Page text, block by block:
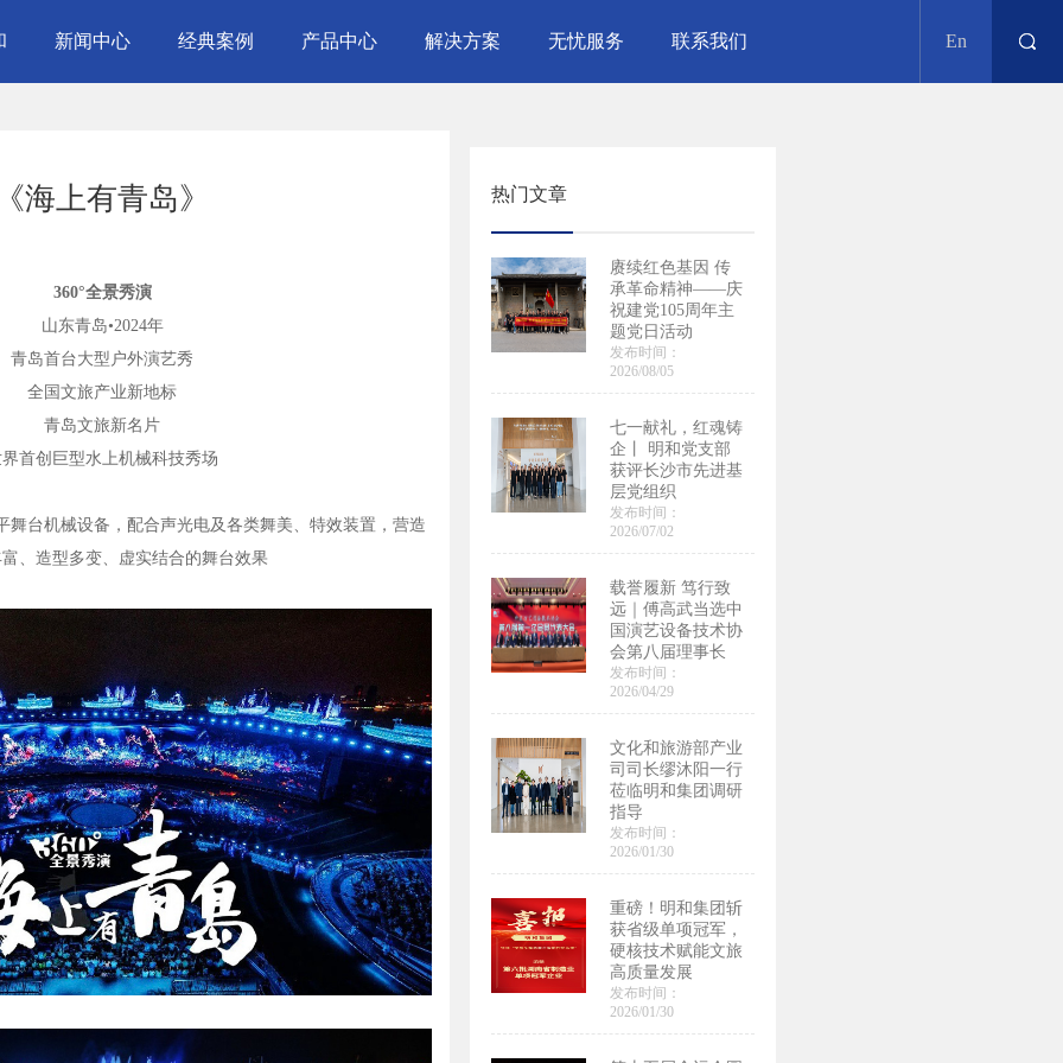
新闻中心 经典案例 产品中心 解决方案 无忧服务 联系我们 En
海上有青岛》
360°全景秀演
山东青岛•2024年
青岛首台大型户外演艺秀
全国文旅产业新地标
青岛文旅新名片
首创巨型水上机械科技秀场
舞台机械设备，配合声光电及各类舞美、特效装置，营造
、造型多变、虚实结合的舞台效果
热门文章
赓续红色基因 传
承革命精神——庆
祝建党105周年主
题党日活动
发布时间：
2026/08/05
七一献礼，红魂铸
企丨 明和党支部
获评长沙市先进基
层党组织
发布时间：
2026/07/02
载誉履新 笃行致
远｜傅高武当选中
国演艺设备技术协
会第八届理事长
发布时间：
2026/04/29
文化和旅游部产业
司司长缪沐阳一行
莅临明和集团调研
指导
发布时间：
2026/01/30
重磅！明和集团斩
获省级单项冠军，
硬核技术赋能文旅
高质量发展
发布时间：
2026/01/30